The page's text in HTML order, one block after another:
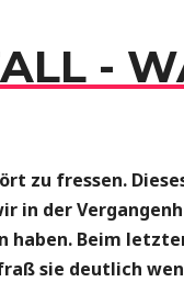
-
zu fressen.
in der
haben. Beim
sie deutlich